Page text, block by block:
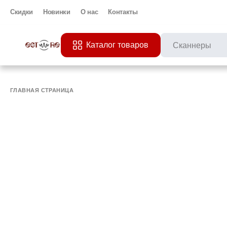
Скидки Новинки О нас Контакты
Каталог товаров
ГЛАВНАЯ СТРАНИЦА